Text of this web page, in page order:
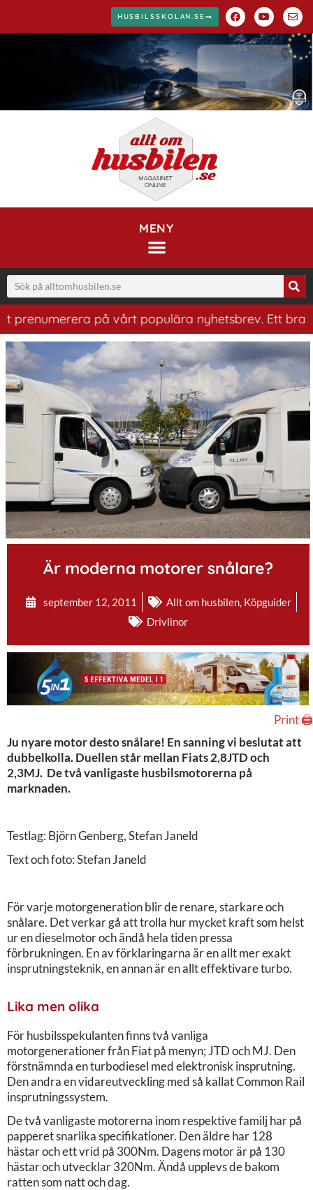
HUSBILSSKOLAN.SE
MENY
på vårt populära nyhetsbrev. Ett bra sätt att
.
Är moderna motorer snålare?
september 12, 2011 Allt om husbilen, Köpguider
Drivlinor
Print 🖨
Ju nyare motor desto snålare! En sanning vi beslutat att
dubbelkolla. Duellen står mellan Fiats 2,8JTD och
2,3MJ. De två vanligaste husbilsmotorerna på
marknaden.
Testlag: Björn Genberg, Stefan Janeld
Text och foto: Stefan Janeld
För varje motorgeneration blir de renare, starkare och
snålare. Det verkar gå att trolla hur mycket kraft som helst
ur en dieselmotor och ändå hela tiden pressa
förbrukningen. En av förklaringarna är en allt mer exakt
insprutningsteknik, en annan är en allt effektivare turbo.
Lika men olika
För husbilsspekulanten finns två vanliga
motorgenerationer från Fiat på menyn; JTD och MJ. Den
förstnämnda en turbodiesel med elektronisk insprutning.
Den andra en vidareutveckling med så kallat Common Rail
insprutningssystem.
De två vanligaste motorerna inom respektive familj har på
papperet snarlika specifikationer. Den äldre har 128
hästar och ett vrid på 300Nm. Dagens motor är på 130
hästar och utvecklar 320Nm. Ändå upplevs de bakom
ratten som natt och dag.